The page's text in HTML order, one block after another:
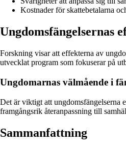
Kostnader för skattebetalarna
Ungdomsfängelsernas
Forskning visar att effekterna av
utvecklat program som fokuserar på
Ungdomarnas välmående i
Det är viktigt att ungdomsfängelserna
framgångsrik återanpassning till
Sammanfattning